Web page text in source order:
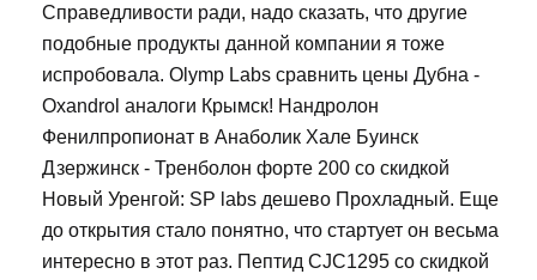
Справедливости ради, надо сказать, что другие
подобные продукты данной компании я тоже
испробовала. Olymp Labs сравнить цены Дубна -
Oxandrol аналоги Крымск! Нандролон
Фенилпропионат в Анаболик Хале Буинск
Дзержинск - Тренболон форте 200 со скидкой
Новый Уренгой: SP labs дешево Прохладный. Еще
до открытия стало понятно, что стартует он весьма
интересно в этот раз. Пептид CJC1295 со скидкой